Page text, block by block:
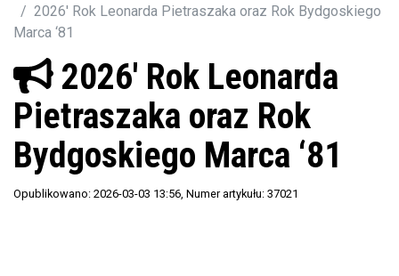
2026' Rok Leonarda Pietraszaka oraz Rok Bydgoskiego
Marca ‘81
2026' Rok Leonarda
Pietraszaka oraz Rok
Bydgoskiego Marca ‘81
Opublikowano: 2026-03-03 13:56 , Numer artykułu: 37021